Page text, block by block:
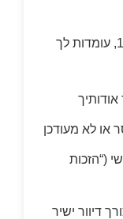
בהתאם לחוק הגנת הפרטיות ותיקון 13, עומדות לך
או לא מעודכן
(“הזכות
דיוור ישיר